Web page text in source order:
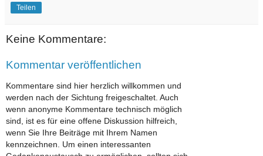
Teilen
Keine Kommentare:
Kommentar veröffentlichen
Kommentare sind hier herzlich willkommen und
werden nach der Sichtung freigeschaltet. Auch
wenn anonyme Kommentare technisch möglich
sind, ist es für eine offene Diskussion hilfreich,
wenn Sie Ihre Beiträge mit Ihrem Namen
kennzeichnen. Um einen interessanten